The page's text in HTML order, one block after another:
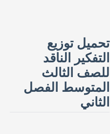
تحميل توزيع
التفكير الناقد
للصف الثالث
المتوسط الفصل
الثاني